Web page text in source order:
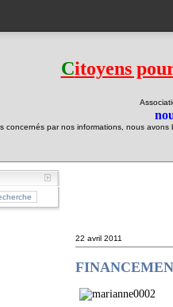
Citoyens
concernés par nos informations, nous
22 avril 2011